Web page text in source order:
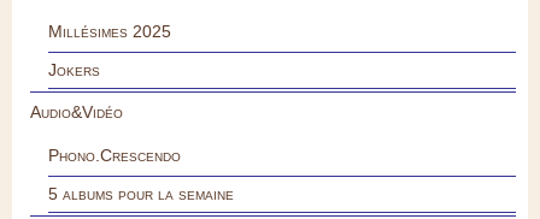
Millésimes 2025
Jokers
Audio&Vidéo
Phono.Crescendo
5 albums pour la semaine